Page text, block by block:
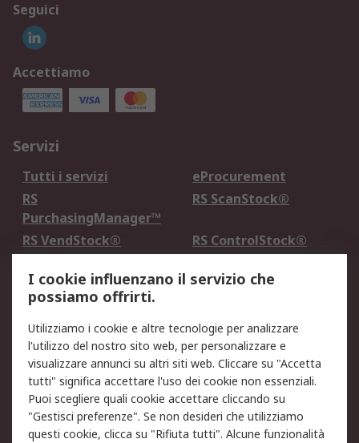
Seguici
Accettiamo
Servizi
Tutti i servizi
eProcurement
RS
PurchasingManager™
RS ScanStock®
RS VendStock®
RS ControlStock®
Legale
Informativa Cookie
Informativa Privacy -
Aggiornata
Email Security
Termini d'uso
Condizioni di vendita
Condizioni generali di
servizio
Etica e responsabilità
I cookie influenzano il servizio che
possiamo offrirti.
Utilizziamo i cookie e altre tecnologie per analizzare
l'utilizzo del nostro sito web, per personalizzare e
visualizzare annunci su altri siti web. Cliccare su "Accetta
tutti" significa accettare l'uso dei cookie non essenziali.
Puoi scegliere quali cookie accettare cliccando su
"Gestisci preferenze". Se non desideri che utilizziamo
questi cookie, clicca su "Rifiuta tutti". Alcune funzionalità